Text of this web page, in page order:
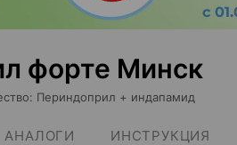
форте Минск
: Периндоприл + индапамид
АНАЛОГИ ИНСТРУКЦИЯ